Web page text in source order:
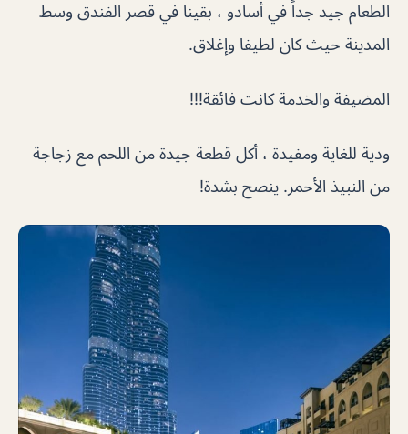
الطعام جيد جداً في أسادو ، بقينا في قصر الفندق وسط
المدينة حيث كان لطيفا وإغلاق.
المضيفة والخدمة كانت فائقة!!!
ودية للغاية ومفيدة ، أكل قطعة جيدة من اللحم مع زجاجة
من النبيذ الأحمر. ينصح بشدة!